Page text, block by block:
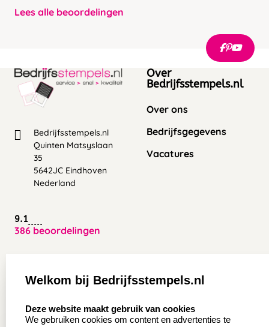
Lees alle beoordelingen
Bedrijfsstempels.nl
Quinten Matsyslaan
35
5642JC Eindhoven
Nederland
9.1
386 beoordelingen
Over
Bedrijfsstempels.nl
Over ons
Bedrijfsgegevens
Vacatures
Aanvraag op maat
Wederverkoper
worden
Contact opnemen
Veel gestelde vragen
Welkom bij Bedrijfsstempels.nl
Deze website maakt gebruik van cookies
We gebruiken cookies om content en advertenties te